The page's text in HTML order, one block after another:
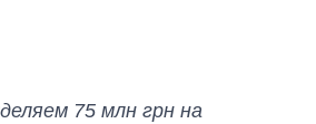
75 млн грн на